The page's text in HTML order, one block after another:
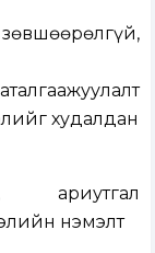
худалдан
нэмэлт